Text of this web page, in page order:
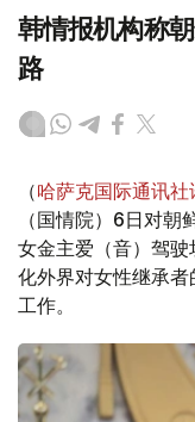
韩情报机构称
路
（哈萨克国际通讯社
（国情院）6日对
女金主爱（音）驾
化外界对女性继承
工作。